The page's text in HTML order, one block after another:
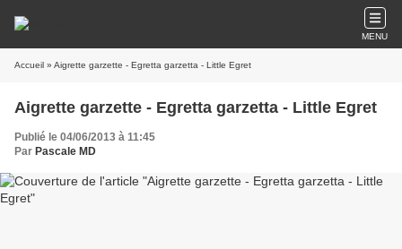
MENU
Accueil » Aigrette garzette - Egretta garzetta - Little Egret
Aigrette garzette - Egretta garzetta - Little Egret
Publié le 04/06/2013 à 11:45
Par Pascale MD